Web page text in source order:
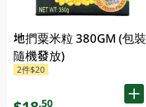
地捫粟米粒 380GM (包裝
隨機發放)
2件$20
.50